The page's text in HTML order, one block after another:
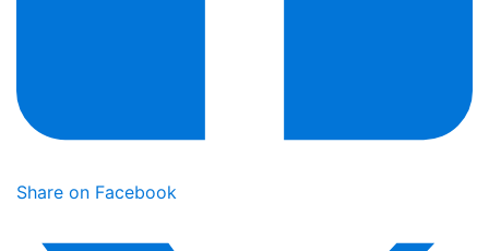
Share on Facebook